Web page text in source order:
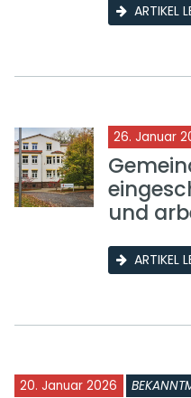
ARTIKEL
26. Januar
und
ARTIKEL
20. Januar 2026